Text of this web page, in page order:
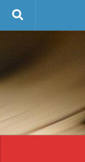
Skip to content